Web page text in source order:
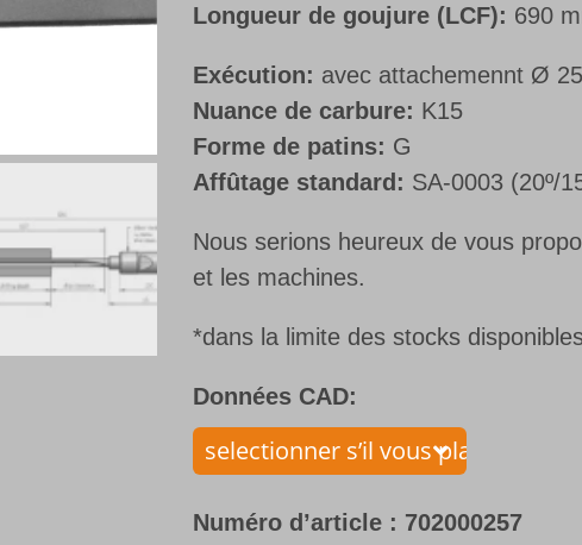
Longueur de goujure (LCF): 690
Exécution: avec attachemennt Ø
Nuance de carbure: K15
Forme de patins: G
Affûtage standard: SA-0003 (20º/
Nous serions heureux de vous
et les machines.
*dans la limite des stocks
Données CAD:
Numéro d’article : 702000257